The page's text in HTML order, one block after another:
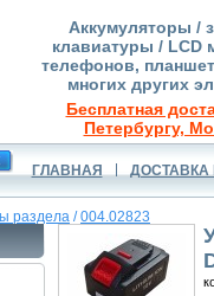
Аккумуляторы /
клавиатуры / LCD
телефонов,
многих других
Бесплатная
Петербургу,
ГЛАВНАЯ ДОСТАВКА
раздела /004.02823